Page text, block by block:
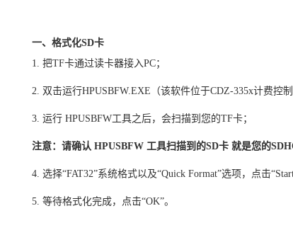
一、格式化SD卡
1. 把TF卡通过读卡器接入PC；
2. 双击运行HPUSBFW.EXE（该软件位于CDZ-335x计费控
3. 运行 HPUSBFW工具之后，会扫描到您的TF卡；
注意：请确认 HPUSBFW 工具扫描到的SD卡 就是您的
4. 选择“FAT32”系统格式以及“Quick Format”选项，点击
5. 等待格式化完成，点击“OK”。